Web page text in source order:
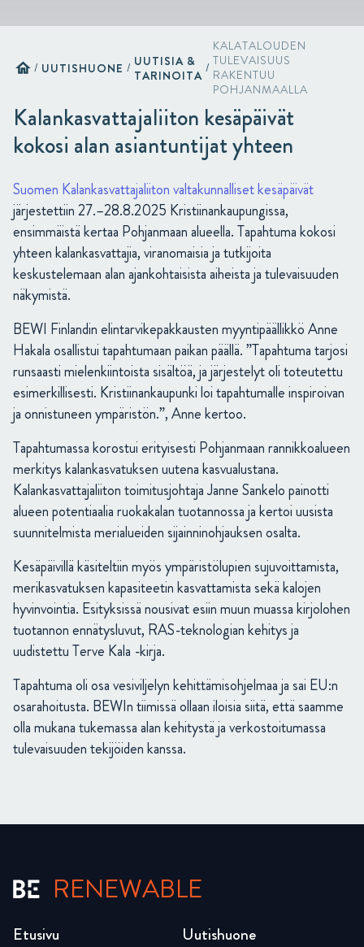
home / UUTISHUONE / UUTISIA &
TARINOITA /
KALATALOUDEN
TULEVAISUUS
RAKENTUU
POHJANMAALLA
Kalankasvattajaliiton kesäpäivät
kokosi alan asiantuntijat yhteen
Suomen Kalankasvattajaliiton valtakunnalliset kesäpäivät
järjestettiin 27.–28.8.2025 Kristiinankaupungissa,
ensimmäistä kertaa Pohjanmaan alueella. Tapahtuma kokosi
yhteen kalankasvattajia, viranomaisia ja tutkijoita
keskustelemaan alan ajankohtaisista aiheista ja tulevaisuuden
näkymistä.
BEWI Finlandin elintarvikepakkausten myyntipäällikkö Anne
Hakala osallistui tapahtumaan paikan päällä. ”Tapahtuma tarjosi
runsaasti mielenkiintoista sisältöä, ja järjestelyt oli toteutettu
esimerkillisesti. Kristiinankaupunki loi tapahtumalle inspiroivan
ja onnistuneen ympäristön.”, Anne kertoo.
Tapahtumassa korostui erityisesti Pohjanmaan rannikkoalueen
merkitys kalankasvatuksen uutena kasvualustana.
Kalankasvattajaliiton toimitusjohtaja Janne Sankelo painotti
alueen potentiaalia ruokakalan tuotannossa ja kertoi uusista
suunnitelmista merialueiden sijainninohjauksen osalta.
Kesäpäivillä käsiteltiin myös ympäristölupien sujuvoittamista,
merikasvatuksen kapasiteetin kasvattamista sekä kalojen
hyvinvointia. Esityksissä nousivat esiin muun muassa kirjolohen
tuotannon ennätysluvut, RAS-teknologian kehitys ja
uudistettu Terve Kala -kirja.
Tapahtuma oli osa vesiviljelyn kehittämisohjelmaa ja sai EU:n
osarahoitusta. BEWIn tiimissä ollaan iloisia siitä, että saamme
olla mukana tukemassa alan kehitystä ja verkostoitumassa
tulevaisuuden tekijöiden kanssa.
RENEWABLE
Etusivu
Uutishuone